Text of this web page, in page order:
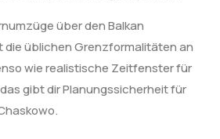
über den Balkan
die üblichen Grenzformalitäten an
wie realistische Zeitfenster für
gibt dir Planungssicherheit für